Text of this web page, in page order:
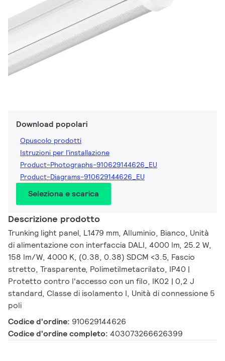
Download popolari
Opuscolo prodotti
Istruzioni per l'installazione
Product-Photographs-910629144626_EU
Product-Diagrams-910629144626_EU
Seleziona e scarica
Descrizione prodotto
Trunking light panel, L1479 mm, Alluminio, Bianco, Unità
di alimentazione con interfaccia DALI, 4000 lm, 25.2 W,
158 lm/W, 4000 K, (0.38, 0.38) SDCM <3.5, Fascio
stretto, Trasparente, Polimetilmetacrilato, IP40 |
Protetto contro l'accesso con un filo, IK02 | 0,2 J
standard, Classe di isolamento I, Unità di connessione 5
poli
Codice d'ordine: 910629144626
Codice d'ordine completo: 403073266626399